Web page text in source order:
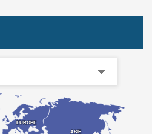
ASIE
ASIE
EUROPE
EUROPE